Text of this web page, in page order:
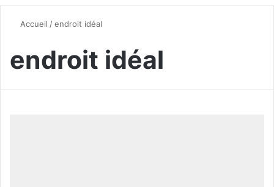
Accueil /endroit idéal
endroit idéal